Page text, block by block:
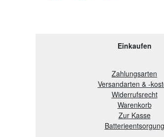
Einkaufen
Zahlungsarten
Versandarten & -
Widerrufsrecht
Warenkorb
Zur Kasse
Batterieentsorgung